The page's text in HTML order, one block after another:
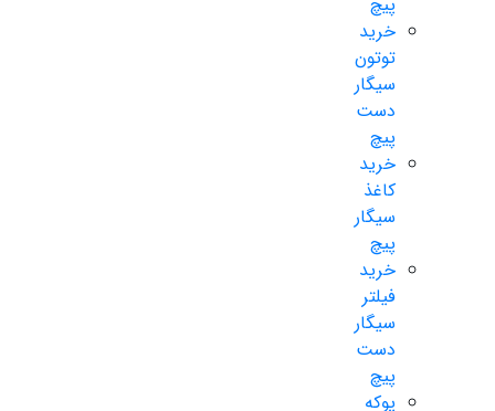
خرید
توتون
سیگار
دست
پیچ
خرید
کاغذ
سیگار
پیچ
خرید
فیلتر
سیگار
دست
پیچ
پوکه